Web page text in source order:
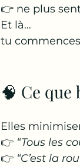
👉 ne plus
Et là…
tu
🧠 Ce
Elles
👉 “Tous les
👉 “C’est la